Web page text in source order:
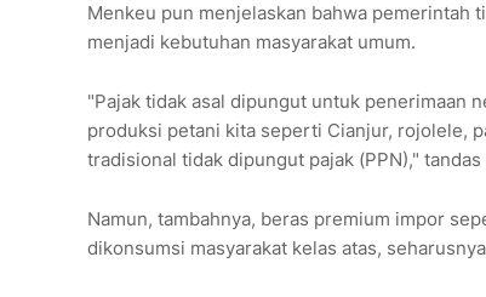
Menkeu pun menjelaskan bahwa pemerintah
menjadi kebutuhan masyarakat umum.
"Pajak tidak asal dipungut untuk penerimaan
produksi petani kita seperti Cianjur, rojolele,
tradisional tidak dipungut pajak (PPN),"
Namun, tambahnya, beras premium impor
dikonsumsi masyarakat kelas atas,